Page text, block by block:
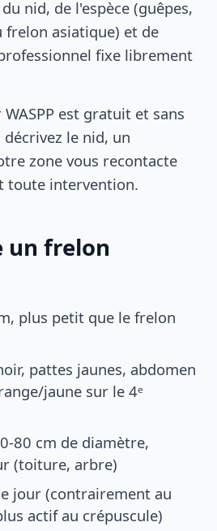
nid, de l'espèce (guêpes,
asiatique) et de
fixe librement
est gratuit et sans
le nid, un
zone vous recontacte
toute intervention.
un frelon
plus petit que le frelon
pattes jaunes, abdomen
jaune sur le 4ᵉ
80 cm de diamètre,
(toiture, arbre)
jour (contrairement au
actif au crépuscule)